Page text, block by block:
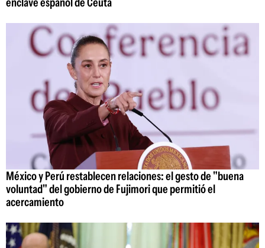
México y Perú restablecen relaciones: el gesto de "buena
voluntad" del gobierno de Fujimori que permitió el
acercamiento